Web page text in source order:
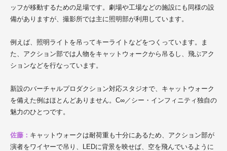
ッフが移動するための足場です。劇場や工場などの施設にも同様の設
備がありますが、撮影所では主に照明部が利用しています。
例えば、照明ライトを吊ってキーライトなどをつくっています。ま
た、アクション部では人物をキャットウォークから吊るし、飛ぶアク
ションなどを行なっています。
新設のバーチャルプロダクション対応スタジオで、キャットウォーク
を備えた例はほとんどありません。 C∞／シー・インフィニティ独自の
魅力のひとつです。
佐藤： キャットウォークは耐荷重も十分にあるため、アクション部が
演者をワイヤーで吊り、LEDに背景を映せば、空を飛んでいるように